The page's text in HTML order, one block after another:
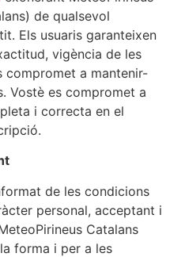
de qualsevol
Els usuaris garanteixen
vigència de les
compromet a mantenir-
Vostè es compromet a
i correcta en el
de les condicions
personal, acceptant i
Catalans
forma i per a les